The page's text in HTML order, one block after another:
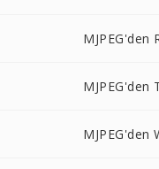
MJPEG'den
MJPEG'den
MJPEG'den